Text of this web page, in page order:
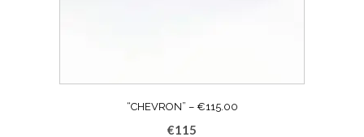
“CHEVRON” – €115.00
€115